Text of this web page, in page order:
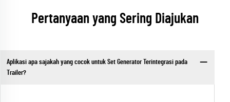
Pertanyaan yang Sering Diajukan
Aplikasi apa sajakah yang cocok untuk Set Generator Terintegrasi pada
Trailer?